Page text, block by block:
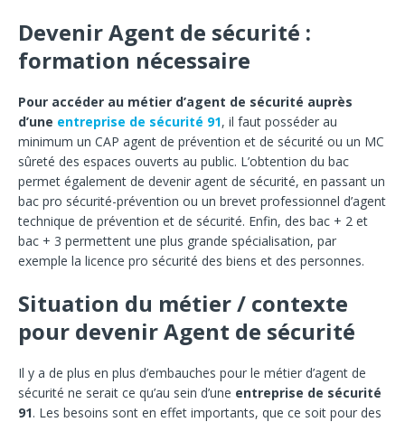
Devenir Agent de sécurité :
formation nécessaire
Pour accéder au métier d’agent de sécurité auprès
d’une entreprise de sécurité 91, il faut posséder au
minimum un CAP agent de prévention et de sécurité ou un MC
sûreté des espaces ouverts au public. L’obtention du bac
permet également de devenir agent de sécurité, en passant un
bac pro sécurité-prévention ou un brevet professionnel d’agent
technique de prévention et de sécurité. Enfin, des bac + 2 et
bac + 3 permettent une plus grande spécialisation, par
exemple la licence pro sécurité des biens et des personnes.
Situation du métier / contexte
pour devenir Agent de sécurité
Il y a de plus en plus d’embauches pour le métier d’agent de
sécurité ne serait ce qu’au sein d’une entreprise de sécurité
91. Les besoins sont en effet importants, que ce soit pour des